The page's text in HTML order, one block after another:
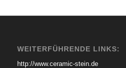
WEITERFÜHRENDE LINKS:
http://www.ceramic-stein.de